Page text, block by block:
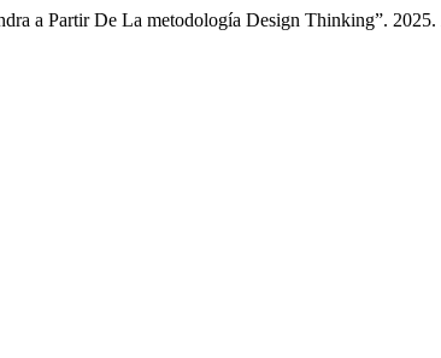
a Partir De La metodología Design Thinking”. 2025.